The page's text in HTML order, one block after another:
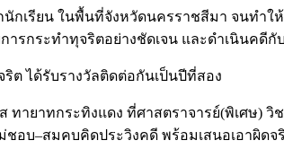
กเรียน ในพื้นที่จังหวัดนครราชสีมา จนทำ
รกระทำทุจริตอย่างชัดเจน และดำเนินคดีกั
ต ได้รับรางวัลติดต่อกันเป็นปีที่สอง
ายาทกระทิงแดง ที่ศาสตราจารย์(พิเศษ)
อบ–สมคบคิดประวิงคดี พร้อมเสนอเอาผิด